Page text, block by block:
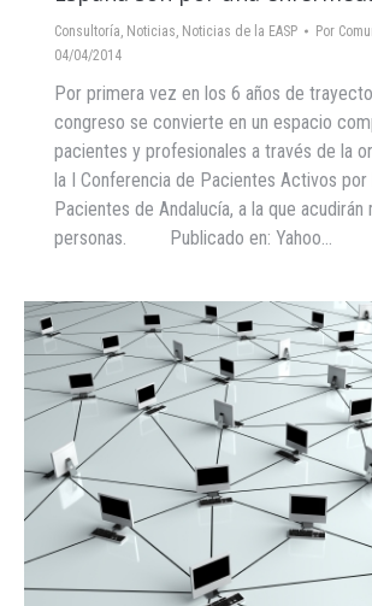
Consultoría, Noticias, Noticias de la EASP Por
04/04/2014
Por primera vez en los 6 años de
congreso se convierte en un espacio
pacientes y profesionales a través de la
la I Conferencia de Pacientes Activos por
Pacientes de Andalucía, a la que acudirán
personas. Publicado en: Yahoo…